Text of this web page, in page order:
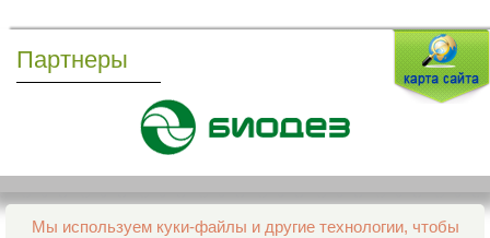
Партнеры
Мы используем куки-файлы и другие технологии, чтобы
Все права защищены и охраняются законом